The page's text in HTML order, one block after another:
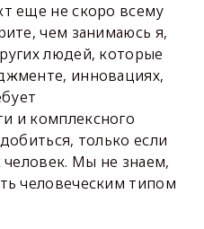
еще не скоро всему
чем занимаюсь я,
людей, которые
инновациях,
и комплексного
только если
Мы не знаем,
человеческим типом